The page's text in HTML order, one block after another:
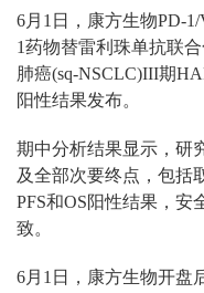
6月1日，康方生物PD-
1药物替雷利珠单抗联
肺癌(sq-NSCLC)III期
阳性结果发布。
期中分析结果显示，研
及全部次要终点，包括
PFS和OS阳性结果，安
致。
6月1日，康方生物开盘